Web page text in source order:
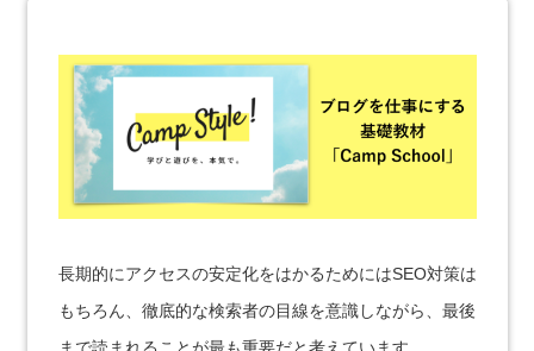
長期的にアクセスの安定化をはかるためにはSEO対策は
もちろん、徹底的な検索者の目線を意識しながら、最後